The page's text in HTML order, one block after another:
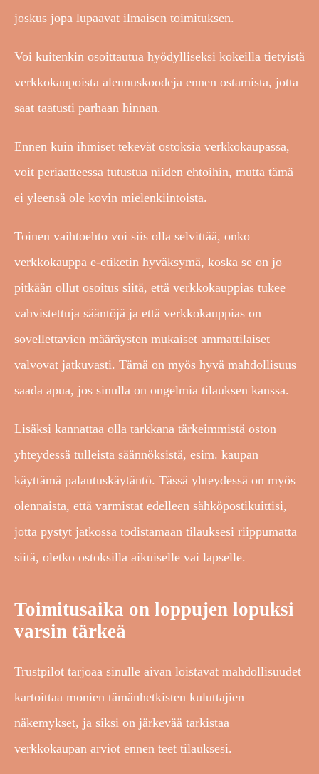
joskus jopa lupaavat ilmaisen toimituksen.
Voi kuitenkin osoittautua hyödylliseksi kokeilla tietyistä
verkkokaupoista alennuskoodeja ennen ostamista, jotta
saat taatusti parhaan hinnan.
Ennen kuin ihmiset tekevät ostoksia verkkokaupassa,
voit periaatteessa tutustua niiden ehtoihin, mutta tämä
ei yleensä ole kovin mielenkiintoista.
Toinen vaihtoehto voi siis olla selvittää, onko
verkkokauppa e-etiketin hyväksymä, koska se on jo
pitkään ollut osoitus siitä, että verkkokauppias tukee
vahvistettuja sääntöjä ja että verkkokauppias on
sovellettavien määräysten mukaiset ammattilaiset
valvovat jatkuvasti. Tämä on myös hyvä mahdollisuus
saada apua, jos sinulla on ongelmia tilauksen kanssa.
Lisäksi kannattaa olla tarkkana tärkeimmistä oston
yhteydessä tulleista säännöksistä, esim. kaupan
käyttämä palautuskäytäntö. Tässä yhteydessä on myös
olennaista, että varmistat edelleen sähköpostikuittisi,
jotta pystyt jatkossa todistamaan tilauksesi riippumatta
siitä, oletko ostoksilla aikuiselle vai lapselle.
Toimitusaika on loppujen lopuksi
varsin tärkeä
Trustpilot tarjoaa sinulle aivan loistavat mahdollisuudet
kartoittaa monien tämänhetkisten kuluttajien
näkemykset, ja siksi on järkevää tarkistaa
verkkokaupan arviot ennen teet tilauksesi.